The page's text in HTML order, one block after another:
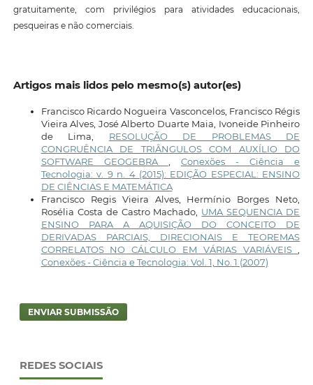
gratuitamente, com privilégios para atividades educacionais,
pesqueiras e não comerciais.
Artigos mais lidos pelo mesmo(s) autor(es)
Francisco Ricardo Nogueira Vasconcelos, Francisco Régis
Vieira Alves, José Alberto Duarte Maia, Ivoneide Pinheiro
de Lima, RESOLUÇÃO DE PROBLEMAS DE
CONGRUÊNCIA DE TRIÂNGULOS COM AUXÍLIO DO
SOFTWARE GEOGEBRA
,Conexões - Ciência e
Tecnologia: v. 9 n. 4 (2015): EDIÇÃO ESPECIAL: ENSINO
DE CIÊNCIAS E MATEMÁTICA
Francisco Regis Vieira Alves, Hermínio Borges Neto,
Rosélia Costa de Castro Machado, UMA SEQUENCIA DE
ENSINO PARA A AQUISIÇÃO DO CONCEITO DE
DERIVADAS PARCIAIS, DIRECIONAIS E TEOREMAS
CORRELATOS NO CÁLCULO EM VÁRIAS VARIÁVEIS
Conexões - Ciência e Tecnologia: Vol. 1, No. 1 (2007)
ENVIAR SUBMISSÃO
REDES SOCIAIS